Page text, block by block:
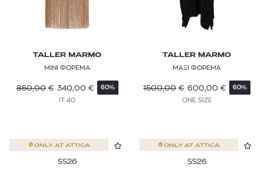
TALLER MARMO
ΜΙΝΙ ΦΟΡΕΜΑ
850,00 € 340,00 € 60%
IT 40
TALLER MARMO
ΜΑΞΙ ΦΟΡΕΜΑ
1500,00 € 600,00 € 60%
ONE SIZE
ONLY AT ATTICA
SS26
ONLY AT ATTICA
SS26